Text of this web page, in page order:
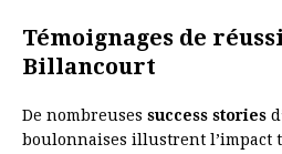
Témoignages de
Billancourt
De nombreuses success stories
boulonnaises illustrent l’impact